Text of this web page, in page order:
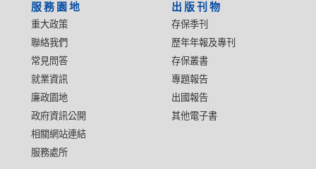
服務園地
重大政策
聯絡我們
常見問答
就業資訊
廉政園地
政府資訊公開
相關網站連結
服務處所
出版刊物
存保季刊
歷年年報及專刊
存保叢書
專題報告
出國報告
其他電子書